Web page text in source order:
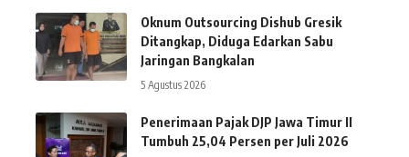
Oknum Outsourcing Dishub Gresik
Ditangkap, Diduga Edarkan Sabu
Jaringan Bangkalan
5 Agustus 2026
Penerimaan Pajak DJP Jawa Timur II
Tumbuh 25,04 Persen per Juli 2026